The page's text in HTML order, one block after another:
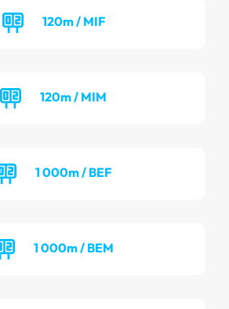
120m / MIF
120m / MIM
1 000m / BEF
1 000m / BEM